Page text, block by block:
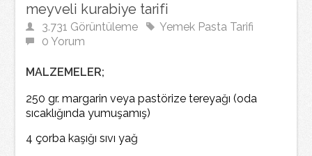
meyveli kurabiye tarifi
3.731 Görüntüleme
Yemek Pasta Tarifi
0 Yorum
MALZEMELER;
250 gr. margarin veya pastörize tereyağı (oda
sıcaklığında yumuşamış)
4 çorba kaşığı sıvı yağ